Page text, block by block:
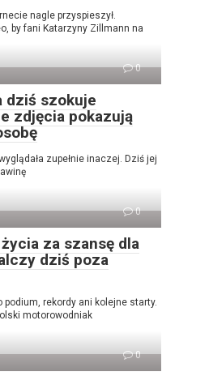
nagle przyspieszył.
by fani Katarzyny Zillmann na
0
dziś szokuje
zdjęcia pokazują
zupełnie inaczej. Dziś jej
0
za szansę dla
dziś poza
rekordy ani kolejne starty.
motorowodniak
0